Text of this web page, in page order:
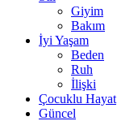
Giyim
Bakım
İyi Yaşam
Beden
Ruh
İlişki
Çocuklu Hayat
Güncel